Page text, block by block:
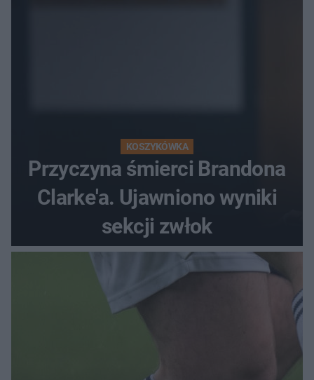
KOSZYKÓWKA
Przyczyna śmierci Brandona
Clarke'a. Ujawniono wyniki
sekcji zwłok